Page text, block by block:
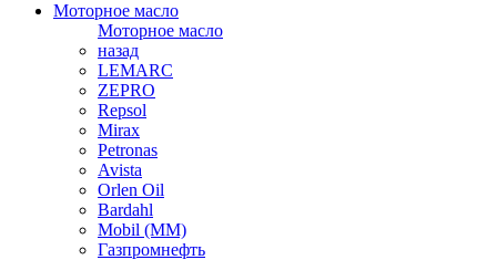
Моторное масло
Моторное масло
назад
LEMARC
ZEPRO
Repsol
Mirax
Petronas
Avista
Orlen Oil
Bardahl
Mobil (ММ)
Газпромнефть